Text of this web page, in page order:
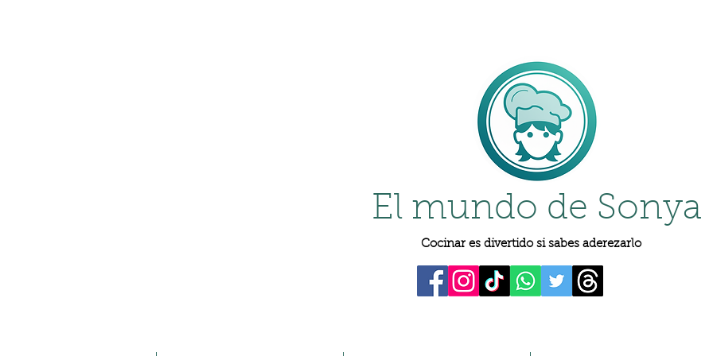
El mundo de Sonya
Cocinar es divertido si sabes aderezarlo